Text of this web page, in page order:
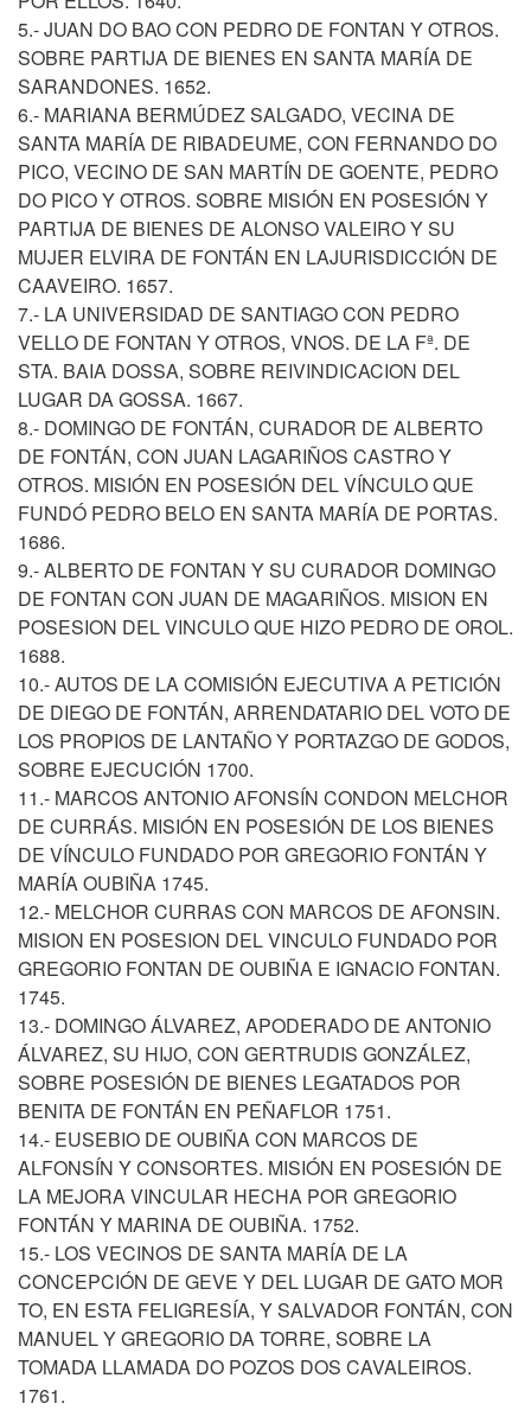
5.- JUAN DO BAO CON PEDRO DE FONTAN Y OTROS.
SOBRE PARTIJA DE BIENES EN SANTA MARÍA DE
SARANDONES. 1652.
6.- MARIANA BERMÚDEZ SALGADO, VECINA DE
SANTA MARÍA DE RIBADEUME, CON FERNANDO DO
PICO, VECINO DE SAN MARTÍN DE GOENTE, PEDRO
DO PICO Y OTROS. SOBRE MISIÓN EN POSESIÓN Y
PARTIJA DE BIENES DE ALONSO VALEIRO Y SU
MUJER ELVIRA DE FONTÁN EN LAJURISDICCIÓN DE
CAAVEIRO. 1657.
7.- LA UNIVERSIDAD DE SANTIAGO CON PEDRO
VELLO DE FONTAN Y OTROS, VNOS. DE LA Fª. DE
STA. BAIA DOSSA, SOBRE REIVINDICACION DEL
LUGAR DA GOSSA. 1667.
8.- DOMINGO DE FONTÁN, CURADOR DE ALBERTO
DE FONTÁN, CON JUAN LAGARIÑOS CASTRO Y
OTROS. MISIÓN EN POSESIÓN DEL VÍNCULO QUE
FUNDÓ PEDRO BELO EN SANTA MARÍA DE PORTAS.
1686.
9.- ALBERTO DE FONTAN Y SU CURADOR DOMINGO
DE FONTAN CON JUAN DE MAGARIÑOS. MISION EN
POSESION DEL VINCULO QUE HIZO PEDRO DE OROL.
1688.
10.- AUTOS DE LA COMISIÓN EJECUTIVA A PETICIÓN
DE DIEGO DE FONTÁN, ARRENDATARIO DEL VOTO DE
LOS PROPIOS DE LANTAÑO Y PORTAZGO DE GODOS,
SOBRE EJECUCIÓN 1700.
11.- MARCOS ANTONIO AFONSÍN CONDON MELCHOR
DE CURRÁS. MISIÓN EN POSESIÓN DE LOS BIENES
DE VÍNCULO FUNDADO POR GREGORIO FONTÁN Y
MARÍA OUBIÑA 1745.
12.- MELCHOR CURRAS CON MARCOS DE AFONSIN.
MISION EN POSESION DEL VINCULO FUNDADO POR
GREGORIO FONTAN DE OUBIÑA E IGNACIO FONTAN.
1745.
13.- DOMINGO ÁLVAREZ, APODERADO DE ANTONIO
ÁLVAREZ, SU HIJO, CON GERTRUDIS GONZÁLEZ,
SOBRE POSESIÓN DE BIENES LEGATADOS POR
BENITA DE FONTÁN EN PEÑAFLOR 1751.
14.- EUSEBIO DE OUBIÑA CON MARCOS DE
ALFONSÍN Y CONSORTES. MISIÓN EN POSESIÓN DE
LA MEJORA VINCULAR HECHA POR GREGORIO
FONTÁN Y MARINA DE OUBIÑA. 1752.
15.- LOS VECINOS DE SANTA MARÍA DE LA
CONCEPCIÓN DE GEVE Y DEL LUGAR DE GATO MOR
TO, EN ESTA FELIGRESÍA, Y SALVADOR FONTÁN, CON
MANUEL Y GREGORIO DA TORRE, SOBRE LA
TOMADA LLAMADA DO POZOS DOS CAVALEIROS.
1761.